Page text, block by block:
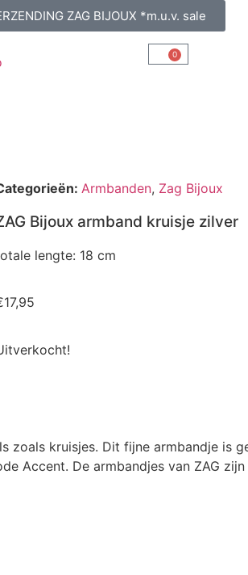
ZAG BIJOUX *m.u.v. sale
0
Armbanden, Zag Bijoux
Bijoux armband kruisje zilver
lengte: 18 cm
17,95
zoals kruisjes. Dit fijne armbandje is
Accent. De armbandjes van ZAG